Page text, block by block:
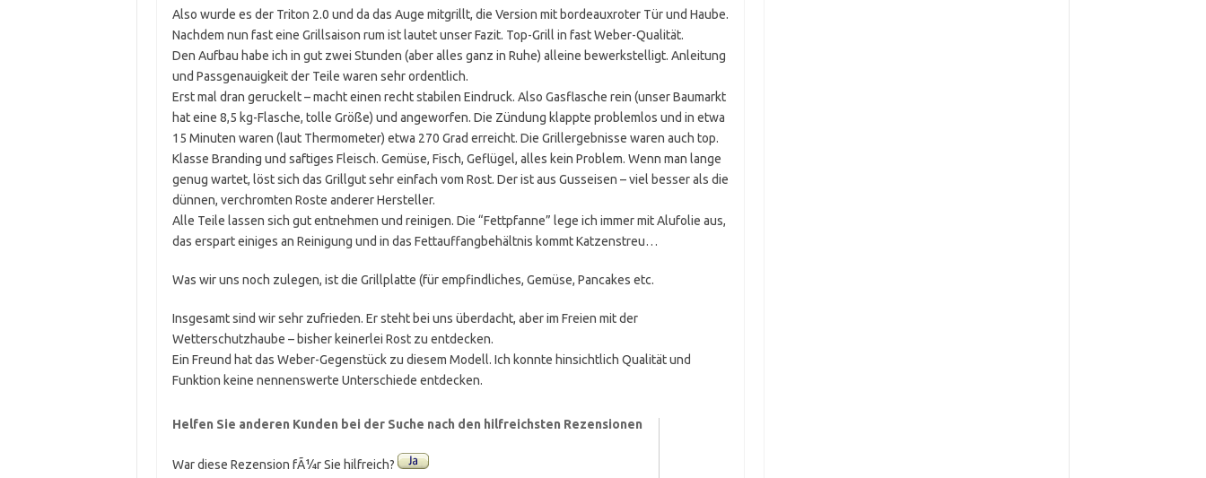
Also wurde es der Triton 2.0 und da das Auge mitgrillt, die Version mit bordeauxroter Tür und Haube.
Nachdem nun fast eine Grillsaison rum ist lautet unser Fazit. Top-Grill in fast Weber-Qualität.
Den Aufbau habe ich in gut zwei Stunden (aber alles ganz in Ruhe) alleine bewerkstelligt. Anleitung
und Passgenauigkeit der Teile waren sehr ordentlich.
Erst mal dran geruckelt – macht einen recht stabilen Eindruck. Also Gasflasche rein (unser Baumarkt
hat eine 8,5 kg-Flasche, tolle Größe) und angeworfen. Die Zündung klappte problemlos und in etwa
15 Minuten waren (laut Thermometer) etwa 270 Grad erreicht. Die Grillergebnisse waren auch top.
Klasse Branding und saftiges Fleisch. Gemüse, Fisch, Geflügel, alles kein Problem. Wenn man lange
genug wartet, löst sich das Grillgut sehr einfach vom Rost. Der ist aus Gusseisen – viel besser als die
dünnen, verchromten Roste anderer Hersteller.
Alle Teile lassen sich gut entnehmen und reinigen. Die “Fettpfanne” lege ich immer mit Alufolie aus,
das erspart einiges an Reinigung und in das Fettauffangbehältnis kommt Katzenstreu…
Was wir uns noch zulegen, ist die Grillplatte (für empfindliches, Gemüse, Pancakes etc.
Insgesamt sind wir sehr zufrieden. Er steht bei uns überdacht, aber im Freien mit der
Wetterschutzhaube – bisher keinerlei Rost zu entdecken.
Ein Freund hat das Weber-Gegenstück zu diesem Modell. Ich konnte hinsichtlich Qualität und
Funktion keine nennenswerte Unterschiede entdecken.
Helfen Sie anderen Kunden bei der Suche nach den hilfreichsten Rezensionen
War diese Rezension fÃ¼r Sie hilfreich?